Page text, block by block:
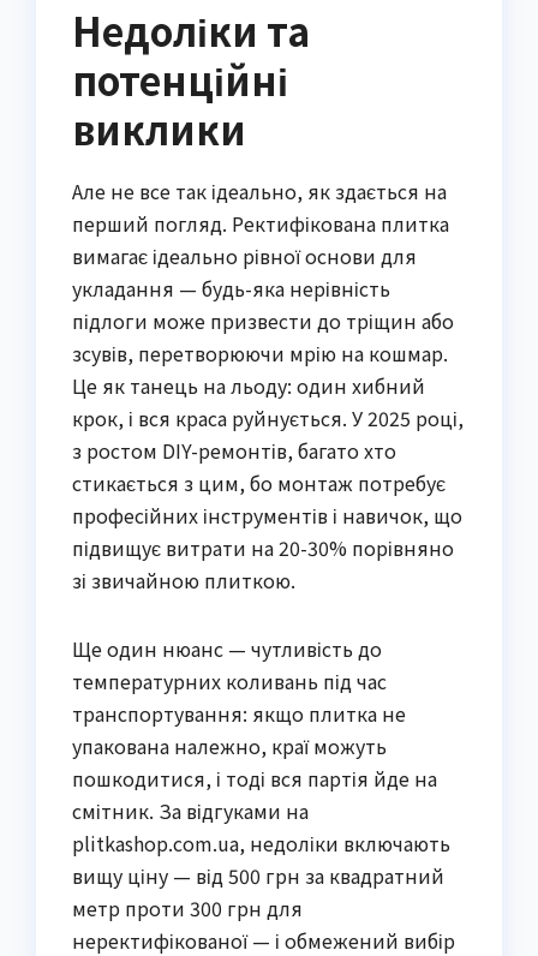
Недоліки та
потенційні
виклики
Але не все так ідеально, як здається на
перший погляд. Ректифікована плитка
вимагає ідеально рівної основи для
укладання — будь-яка нерівність
підлоги може призвести до тріщин або
зсувів, перетворюючи мрію на кошмар.
Це як танець на льоду: один хибний
крок, і вся краса руйнується. У 2025 році,
з ростом DIY-ремонтів, багато хто
стикається з цим, бо монтаж потребує
професійних інструментів і навичок, що
підвищує витрати на 20-30% порівняно
зі звичайною плиткою.
Ще один нюанс — чутливість до
температурних коливань під час
транспортування: якщо плитка не
упакована належно, краї можуть
пошкодитися, і тоді вся партія йде на
смітник. За відгуками на
plitkashop.com.ua, недоліки включають
вищу ціну — від 500 грн за квадратний
метр проти 300 грн для
неректифікованої — і обмежений вибір